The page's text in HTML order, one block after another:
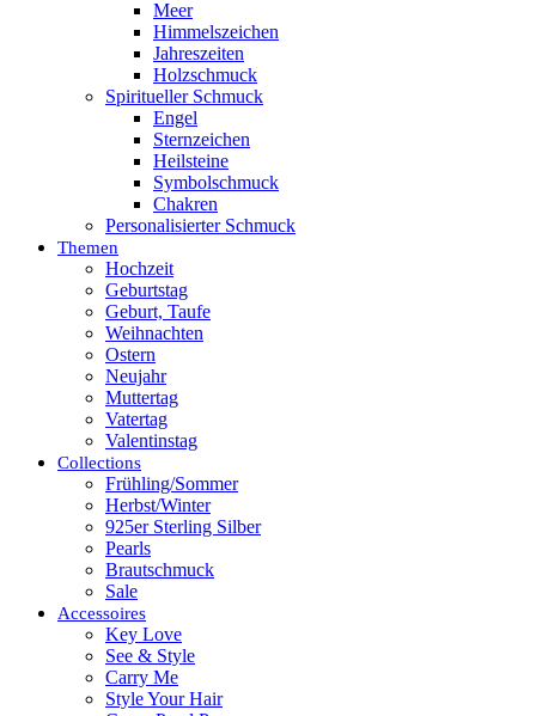
Meer
Himmelszeichen
Jahreszeiten
Holzschmuck
Spiritueller Schmuck
Engel
Sternzeichen
Heilsteine
Symbolschmuck
Chakren
Personalisierter Schmuck
Themen
Hochzeit
Geburtstag
Geburt, Taufe
Weihnachten
Ostern
Neujahr
Muttertag
Vatertag
Valentinstag
Collections
Frühling/Sommer
Herbst/Winter
925er Sterling Silber
Pearls
Brautschmuck
Sale
Accessoires
Key Love
See & Style
Carry Me
Style Your Hair